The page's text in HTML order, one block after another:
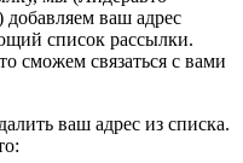
добавляем ваш адрес
список рассылки.
сможем связаться с вами
ваш адрес из списка.